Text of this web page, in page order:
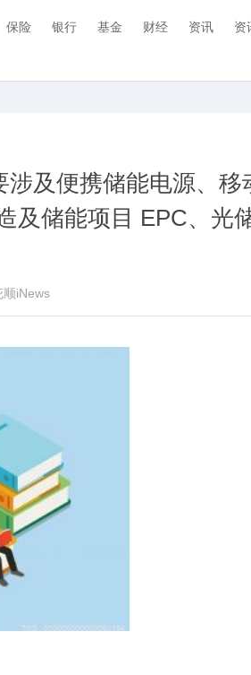
保险 银行 基金 财经 资讯 资
涉及便携储能电源、移
及储能项目 EPC、光
顺iNews